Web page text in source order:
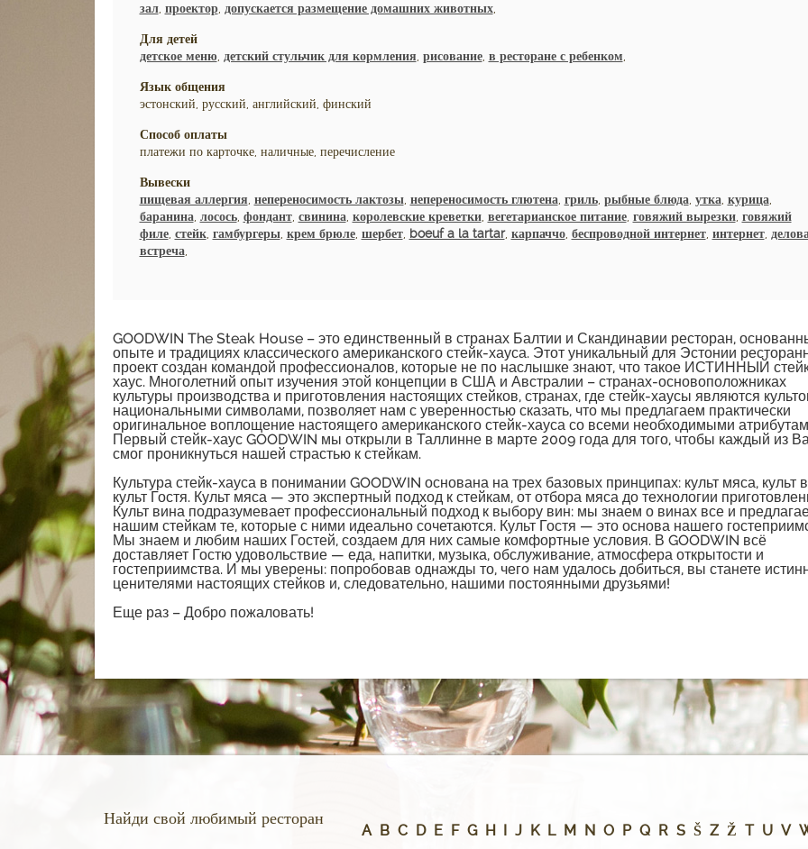
зал, проектор, допускается размещение домашних животных,
Для детей
детское меню, детский стульчик для кормления, рисование, в ресторане с ребенком,
Язык общения
эстонский, русский, английский, финский
Способ оплаты
платежи по карточке, наличные, перечисление
Вывески
пищевая аллергия, непереносимость лактозы, непереносимость глютена, гриль, рыбные блюда, утка, курица,
баранина, лосось, фондант, свинина, королевские креветки, вегетарианское питание, говяжий вырезки, говяжий
филе, стейк, гамбургеры, крем брюле, шербет, boeuf a la tartar, карпаччо, беспроводной интернет, интернет,
встреча,
GOODWIN The Steak House – это единственный в странах Балтии и Скандинавии ресторан,
опыте и традициях классического американского стейк-хауса. Этот уникальный для Эстонии
проект создан командой профессионалов, которые не по наслышке знают, что такое ИСТИННЫЙ
хаус. Многолетний опыт изучения этой концепции в США и Австралии – странах-основоположниках
культуры производства и приготовления настоящих стейков, странах, где стейк-хаусы являются
национальными символами, позволяет нам с уверенностью сказать, что мы предлагаем практически
оригинальное воплощение настоящего американского стейк-хауса со всеми необходимыми
Первый стейк-хаус GOODWIN мы открыли в Таллинне в марте 2009 года для того, чтобы каждый из
смог проникнуться нашей страстью к стейкам.
Культура стейк-хауса в понимании GOODWIN основана на трех базовых принципах: культ мяса, культ
культ Гостя. Культ мяса — это экспертный подход к стейкам, от отбора мяса до технологии
Культ вина подразумевает профессиональный подход к выбору вин: мы знаем о винах все и
нашим стейкам те, которые с ними идеально сочетаются. Культ Гостя — это основа нашего
Мы знаем и любим наших Гостей, создаем для них самые комфортные условия. В GOODWIN всё
доставляет Гостю удовольствие — еда, напитки, музыка, обслуживание, атмосфера открытости и
гостеприимства. И мы уверены: попробовав однажды то, чего нам удалось добиться, вы станете
ценителями настоящих стейков и, следовательно, нашими постоянными друзьями!
Еще раз – Добро пожаловать!
Найди свой любимый ресторан
A B C D E F G H J K L M N O P Q R S Š Z Ž T U V